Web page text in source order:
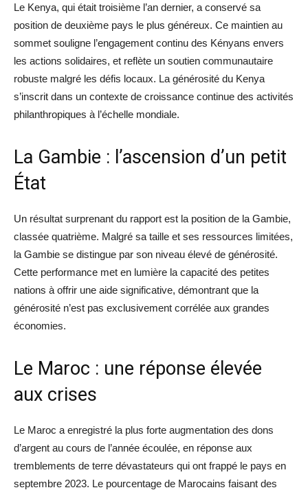
Le Kenya, qui était troisième l’an dernier, a conservé sa
position de deuxième pays le plus généreux. Ce maintien au
sommet souligne l’engagement continu des Kényans envers
les actions solidaires, et reflète un soutien communautaire
robuste malgré les défis locaux. La générosité du Kenya
s’inscrit dans un contexte de croissance continue des activités
philanthropiques à l’échelle mondiale.
La Gambie : l’ascension d’un petit
État
Un résultat surprenant du rapport est la position de la Gambie,
classée quatrième. Malgré sa taille et ses ressources limitées,
la Gambie se distingue par son niveau élevé de générosité.
Cette performance met en lumière la capacité des petites
nations à offrir une aide significative, démontrant que la
générosité n’est pas exclusivement corrélée aux grandes
économies.
Le Maroc : une réponse élevée
aux crises
Le Maroc a enregistré la plus forte augmentation des dons
d’argent au cours de l’année écoulée, en réponse aux
tremblements de terre dévastateurs qui ont frappé le pays en
septembre 2023. Le pourcentage de Marocains faisant des